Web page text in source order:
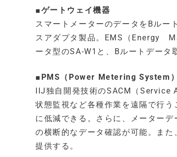
■ゲートウェイ機器
スマートメーターのデータをBルー
スアダプタ製品。EMS（Energy
ータ型のSA-W1と、Bルートデータ
■PMS（Power Metering System）
IIJ独自開発技術のSACM（Service
状態監視など各種作業を遠隔で行
に低減できる。さらに、メーター
の横断的なデータ確認が可能。ま
提供する。